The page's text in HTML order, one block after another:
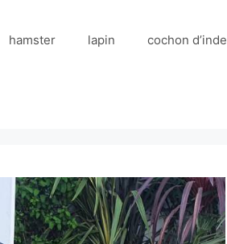
hamster lapin cochon d’inde